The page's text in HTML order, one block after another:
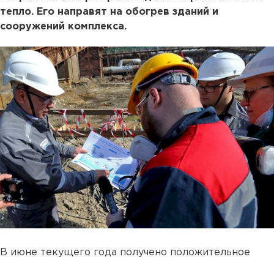
тепло. Его направят на обогрев зданий и
сооружений комплекса.
В июне текущего года получено положительное